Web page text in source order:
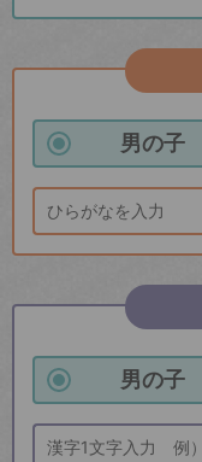
男の子
男の子